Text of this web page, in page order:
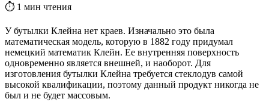
⏱ 1 мин чтения
У бутылки Клейна нет краев. Изначально это была
математическая модель, которую в 1882 году придумал
немецкий математик Клейн. Ее внутренняя поверхность
одновременно является внешней, и наоборот. Для
изготовления бутылки Клейна требуется стеклодув самой
высокой квалификации, поэтому данный продукт никогда не
был и не будет массовым.